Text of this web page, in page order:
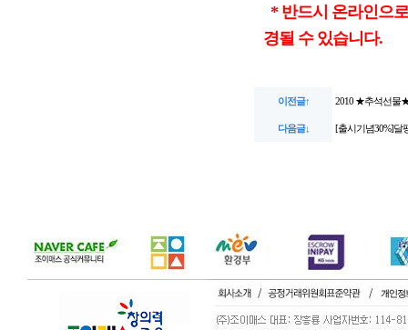
* 반드시 온라인으
경될 수 있습니다.
이전글↑ 2010 ★추석선물
다음글↓ [출시기념30%]달